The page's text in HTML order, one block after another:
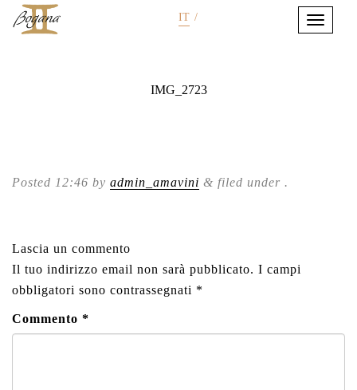
IT /
IMG_2723
Posted 12:46 by admin_amavini & filed under .
Lascia un commento
Il tuo indirizzo email non sarà pubblicato. I campi
obbligatori sono contrassegnati *
Commento *